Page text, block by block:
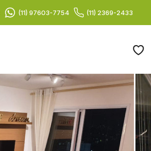
(11) 97603-7754 (11) 2369-2433